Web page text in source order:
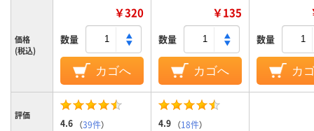
価格
(税込)
￥320
数量
カゴへ
￥135
数量
カゴへ
数量
カ
評価
4.6 （39件） 4.9 （18件）